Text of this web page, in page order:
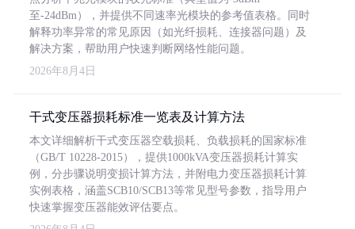
至-24dBm），并提供不同速率光模块的参考值表格。同时
解释功率异常的常见原因（如光纤损耗、连接器问题）及
解决方案，帮助用户快速判断网络性能问题。
2026年8月4日
干式变压器损耗标准一览表及计算方法
本文详细解析干式变压器空载损耗、负载损耗的国家标准
（GB/T 10228-2015），提供1000kVA变压器损耗计算实
例，分步骤说明变损计算方法，并附电力变压器损耗计算
实例表格，涵盖SCB10/SCB13等常见型号参数，指导用户
快速掌握变压器能效评估要点。